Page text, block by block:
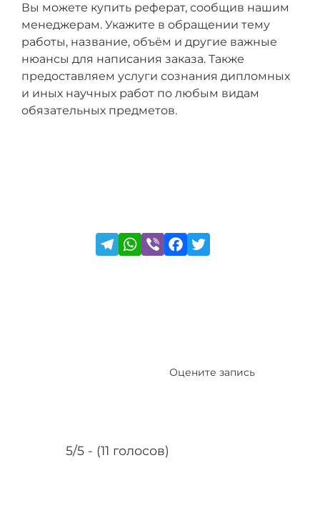
Вы можете купить реферат, сообщив нашим
менеджерам. Укажите в обращении тему
работы, название, объём и другие важные
нюансы для написания заказа. Также
предоставляем услуги сознания дипломных
и иных научных работ по любым видам
обязательных предметов.
5/5 - (11 голосов)
Оцените запись